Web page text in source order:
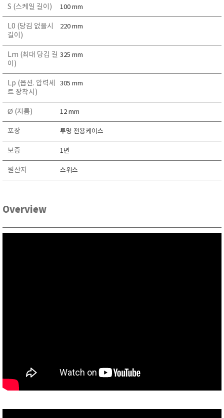
Termoprodukt
TFA Dostmann
THERMO LAB
TOA-DKK
UNITTA
UPRTEK
WATER-I.D
S (스케일 길이) 100 mm
L0 (당김 없을시
길이)
220 mm
Lm (최대 당김 길
이)
325 mm
Lp (옵션. 압력세
트 장착시)
305 mm
Ø (지름) 12 mm
포장 투명 전용케이스
보증 1년
원산지 스위스
Overview